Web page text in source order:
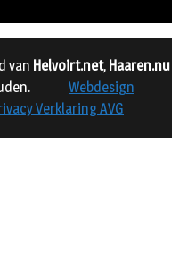
van Helvoirt.net, Haaren.nu
Webdesign
Verklaring AVG